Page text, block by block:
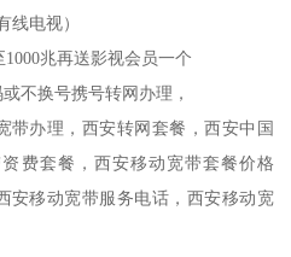
线电视）
兆再送影视会员一个
不换号携号转网办理，
带办理，西安转网套餐，西安中国
费套餐，西安移动宽带套餐价格
安移动宽带服务电话，西安移动宽